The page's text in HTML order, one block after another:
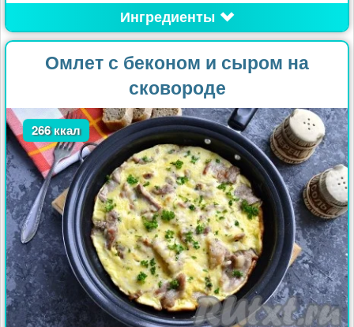
Ингредиенты
Омлет с беконом и сыром на
сковороде
266 ккал